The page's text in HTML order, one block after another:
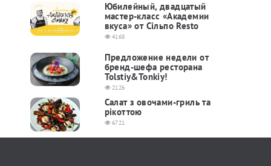
Юбилейный, двадцатый
мастер-класс «Академии
вкуса» от Сільпо Resto
4168
Предложение недели от
бренд-шефа ресторана
Tolstiy&Tonkiy!
2126
Салат з овочами-гриль та
рікоттою
6721